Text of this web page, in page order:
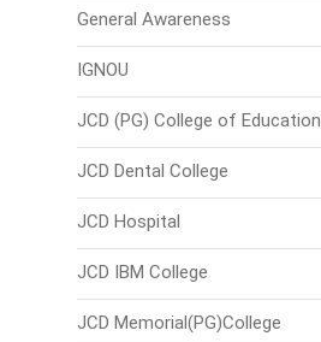
General Awareness
IGNOU
JCD (PG) College of Education
JCD Dental College
JCD Hospital
JCD IBM College
JCD Memorial(PG)College